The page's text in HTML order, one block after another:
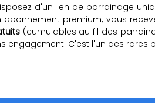
d'un lien de parrainage
premium, vous
(cumulables au fil des
C'est l'un des rares